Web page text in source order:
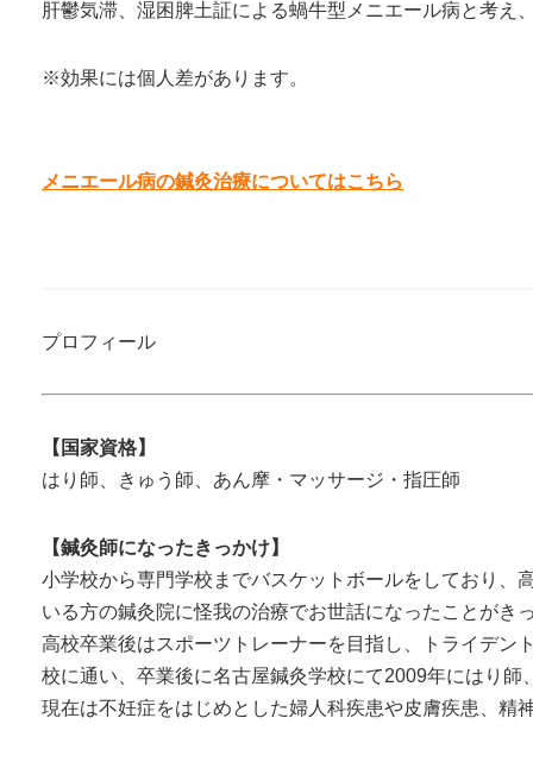
肝鬱気滞、湿困脾土証による蝸牛型メニエール病と考
※効果には個人差があります。
メニエール病の鍼灸治療についてはこちら
プロフィール
【国家資格】
はり師、きゅう師、あん摩・マッサージ・指圧師
【鍼灸師になったきっかけ】
小学校から専門学校までバスケットボールをしており、
いる方の鍼灸院に怪我の治療でお世話になったことがき
高校卒業後はスポーツトレーナーを目指し、トライデ
校に通い、卒業後に名古屋鍼灸学校にて2009年にはり
現在は不妊症をはじめとした婦人科疾患や皮膚疾患、精